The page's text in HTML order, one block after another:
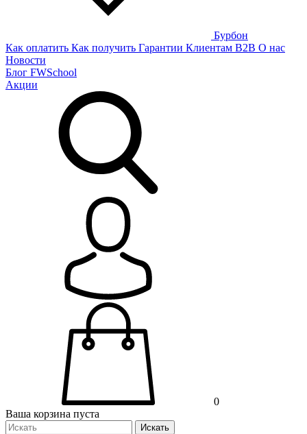
Бурбон
Как оплатить Как получить Гарантии Клиентам B2B О нас
Новости
Блог FWSchool
Акции
0
Ваша корзина пуста
Искать